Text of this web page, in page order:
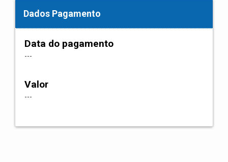
Dados Pagamento
Data do pagamento
---
Valor
---